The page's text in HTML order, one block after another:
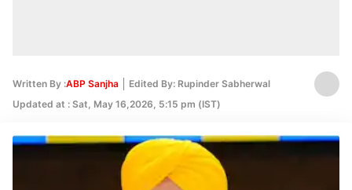
Written By :ABP Sanjha
Edited By: Rupinder Sabherwal
Updated at : Sat, May 16,2026, 5:15 pm (IST)